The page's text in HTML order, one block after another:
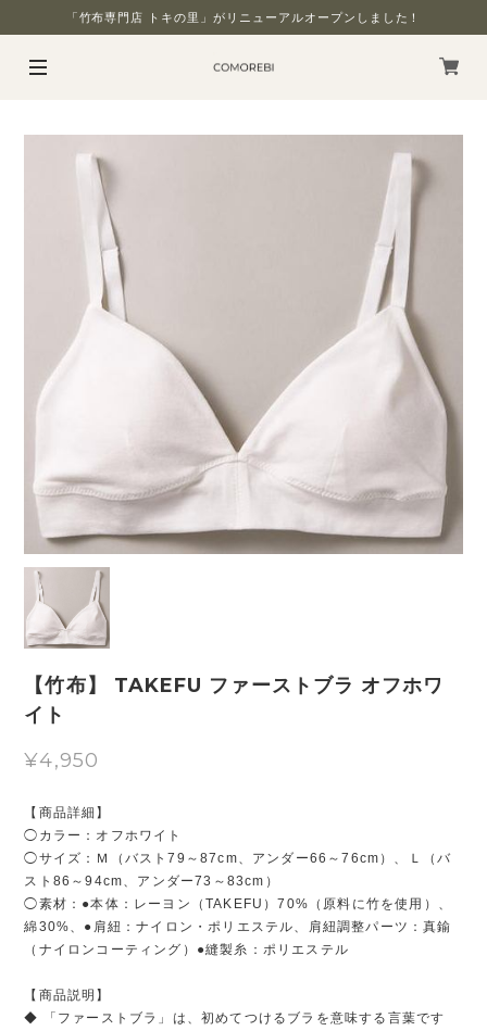
「竹布専門店 トキの里」がリニューアルオープンしました！
【竹布】 TAKEFU ファーストブラ オフホワ
イト
¥4,950
【商品詳細】
◯カラー：オフホワイト
◯サイズ：Ｍ（バスト79～87cm、アンダー66～76cm）、Ｌ（バ
スト86～94cm、アンダー73～83cm）
◯素材：●本体：レーヨン（TAKEFU）70%（原料に竹を使用）、
綿30%、●肩紐：ナイロン・ポリエステル、肩紐調整パーツ：真鍮
（ナイロンコーティング）●縫製糸：ポリエステル
【商品説明】
◆ 「ファーストブラ」は、初めてつけるブラを意味する言葉です